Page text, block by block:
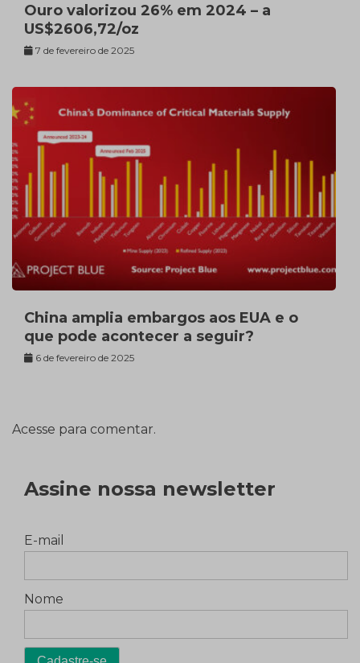
Ouro valorizou 26% em 2024 – a
US$2606,72/oz
7 de fevereiro de 2025
China amplia embargos aos EUA e o
que pode acontecer a seguir?
6 de fevereiro de 2025
Acesse para comentar.
Assine nossa newsletter
E-mail
Nome